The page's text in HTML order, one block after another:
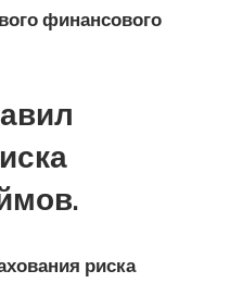
финансового
риска